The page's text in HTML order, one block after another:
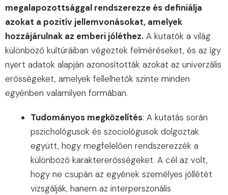
megalapozottsággal rendszerezze és definiálja
azokat a pozitív jellemvonásokat, amelyek
hozzájárulnak az emberi jóléthez. A kutatók a világ
különböző kultúráiban végeztek felméréseket, és az így
nyert adatok alapján azonosították azokat az univerzális
erősségeket, amelyek fellelhetők szinte minden
egyénben valamilyen formában.
Tudományos megközelítés: A kutatás során
pszichológusok és szociológusok dolgoztak
együtt, hogy megfelelően rendszerezzék a
különböző karaktererősségeket. A cél az volt,
hogy ne csupán az egyének személyes jóllétét
vizsgálják, hanem az interperszonális